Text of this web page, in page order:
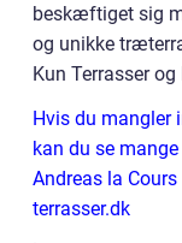
beskæftiget sig
og unikke
Kun Terrasser
Hvis du mangler
kan du se
Andreas la
terrasser.dk
.